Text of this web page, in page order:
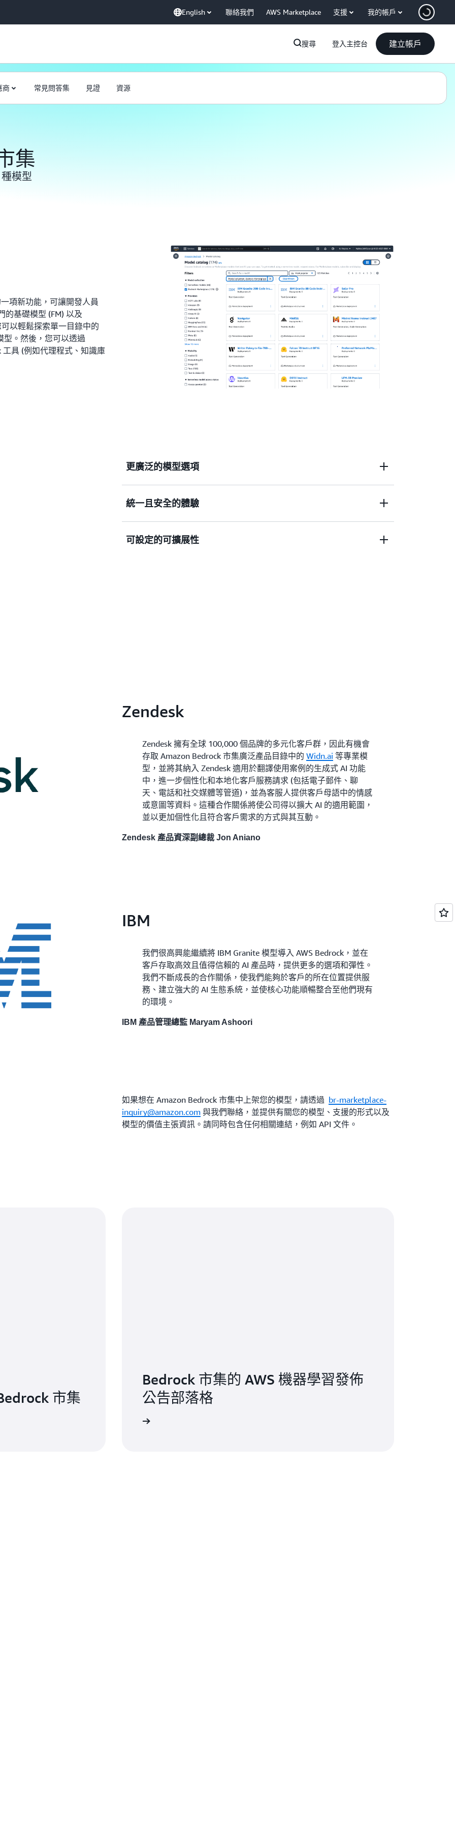
English 聯絡我們 AWS Marketplace 支援 我的帳戶
搜尋 登入主控台 建立帳戶
商 常見問答集 見證 資源
集
模型
項新功能，可讓開發人員
的基礎模型 (FM) 以及
以輕鬆探索單一目錄中的
型。然後，您可以透過
工具 (例如代理程式、知識庫
更廣泛的模型選項
的存取權，可與 Amazon Bedrock 業界領先的模型相輔相成。現在，您
可以根據準確性、靈活性和成本等因素，為您的使用案例找到最佳的專
統一且安全的體驗
Bedrock 統一又安全的 API 加以存取。 此外，對於與 Amazon Bedrock
可設定的可擴展性
Zendesk
Zendesk 擁有全球 100,000 個品牌的多元化客戶群，因此有機會
存取 Amazon Bedrock 市集廣泛產品目錄中的 Widn.ai 等專業模
型，並將其納入 Zendesk 適用於翻譯使用案例的生成式 AI 功能
中，進一步個性化和本地化客戶服務請求 (包括電子郵件、聊
天、電話和社交媒體等管道)，並為客服人提供客戶母語中的情感
或意圖等資料。這種合作關係將使公司得以擴大 AI 的適用範圍，
並以更加個性化且符合客戶需求的方式與其互動。
Zendesk 產品資深副總裁 Jon Aniano
IBM
我們很高興能繼續將 IBM Granite 模型導入 AWS Bedrock，並在
客戶存取高效且值得信賴的 AI 產品時，提供更多的選項和彈性。
我們不斷成長的合作關係，使我們能夠於客戶的所在位置提供服
務、建立強大的 AI 生態系統，並使核心功能順暢整合至他們現有
的環境。
IBM 產品管理總監 Maryam Ashoori
如果想在 Amazon Bedrock 市集中上架您的模型，請透過 br-marketplace-
inquiry@amazon.com 與我們聯絡，並提供有關您的模型、支援的形式以及
模型的價值主張資訊。請同時包含任何相關連結，例如 API 文件。
市集
Bedrock 市集的 AWS 機器學習發佈
公告部落格